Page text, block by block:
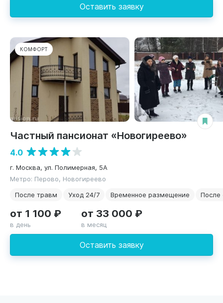
Оставить заявку
КОМФОРТ
Частный пансионат «Новогиреево»
4.0
г. Москва, ул. Полимерная, 5А
Метро: Перово, Новогиреево
После травм
Уход 24/7 Временное размещение После
Оставить заявку
от 1 100 ₽
в день
от 33 000 ₽
в месяц